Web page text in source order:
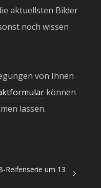
aktuellsten Bilder
noch wissen
von Ihnen
können
lassen.
Reifenserie um 13